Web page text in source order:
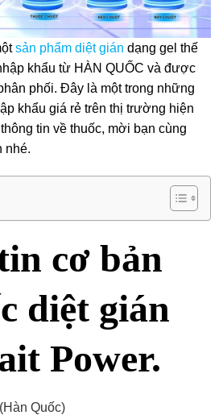
sản phẩm diệt gián dạng gel thế
khẩu từ HÀN QUỐC và được
phối. Đây là một trong những
khẩu giá rẻ trên thị trường hiện
tin về thuốc, mời bạn cùng
nhé.
cơ bản
diệt gián
Power.
Quốc)